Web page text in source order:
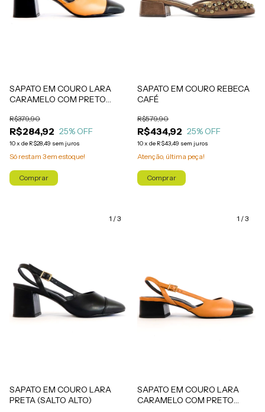
SAPATO EM COURO LARA
CARAMELO COM PRETO
R$284,92
R$379,90
25% OFF
10x de R$28,49 sem juros
Só restam 3em estoque!
Comprar
SAPATO EM COURO REBECA
CAFÉ
R$434,92
R$579,90
25% OFF
10x de R$43,49 sem juros
Atenção, última peça!
Comprar
1 /3
SAPATO EM COURO LARA
PRETA (SALTO ALTO)
1 /3
SAPATO EM COURO LARA
CARAMELO COM PRETO